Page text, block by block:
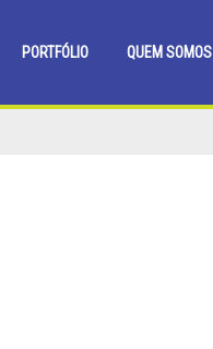
PORTFÓLIO QUEM SOMOS